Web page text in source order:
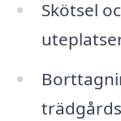
Skötsel